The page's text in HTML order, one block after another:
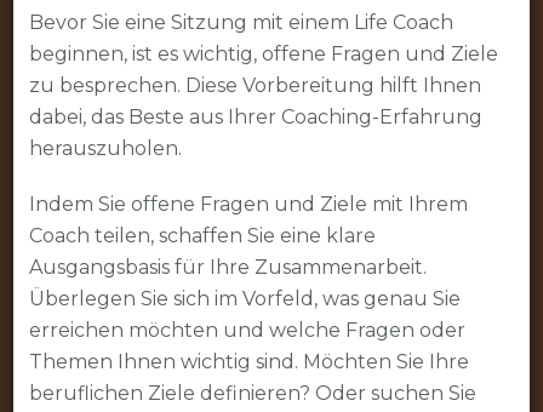
Bevor Sie eine Sitzung mit einem Life Coach
beginnen, ist es wichtig, offene Fragen und Ziele
zu besprechen. Diese Vorbereitung hilft Ihnen
dabei, das Beste aus Ihrer Coaching-Erfahrung
herauszuholen.
Indem Sie offene Fragen und Ziele mit Ihrem
Coach teilen, schaffen Sie eine klare
Ausgangsbasis für Ihre Zusammenarbeit.
Überlegen Sie sich im Vorfeld, was genau Sie
erreichen möchten und welche Fragen oder
Themen Ihnen wichtig sind. Möchten Sie Ihre
beruflichen Ziele definieren? Oder suchen Sie